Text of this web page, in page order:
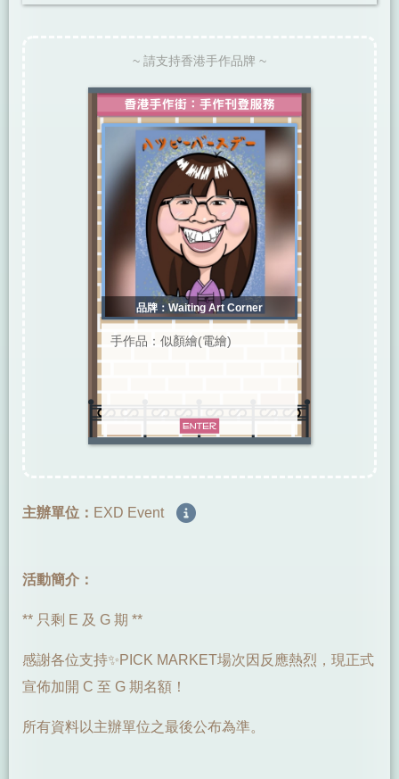
~ 請支持香港手作品牌 ~
品牌：Waiting Art Corner
手作品：似顏繪(電繪)
主辦單位： EXD Event
活動簡介：
** 只剩 E 及 G 期 **
感謝各位支持✨PICK MARKET場次因反應熱烈，現正式
宣佈加開 C 至 G 期名額！
所有資料以主辦單位之最後公布為準。